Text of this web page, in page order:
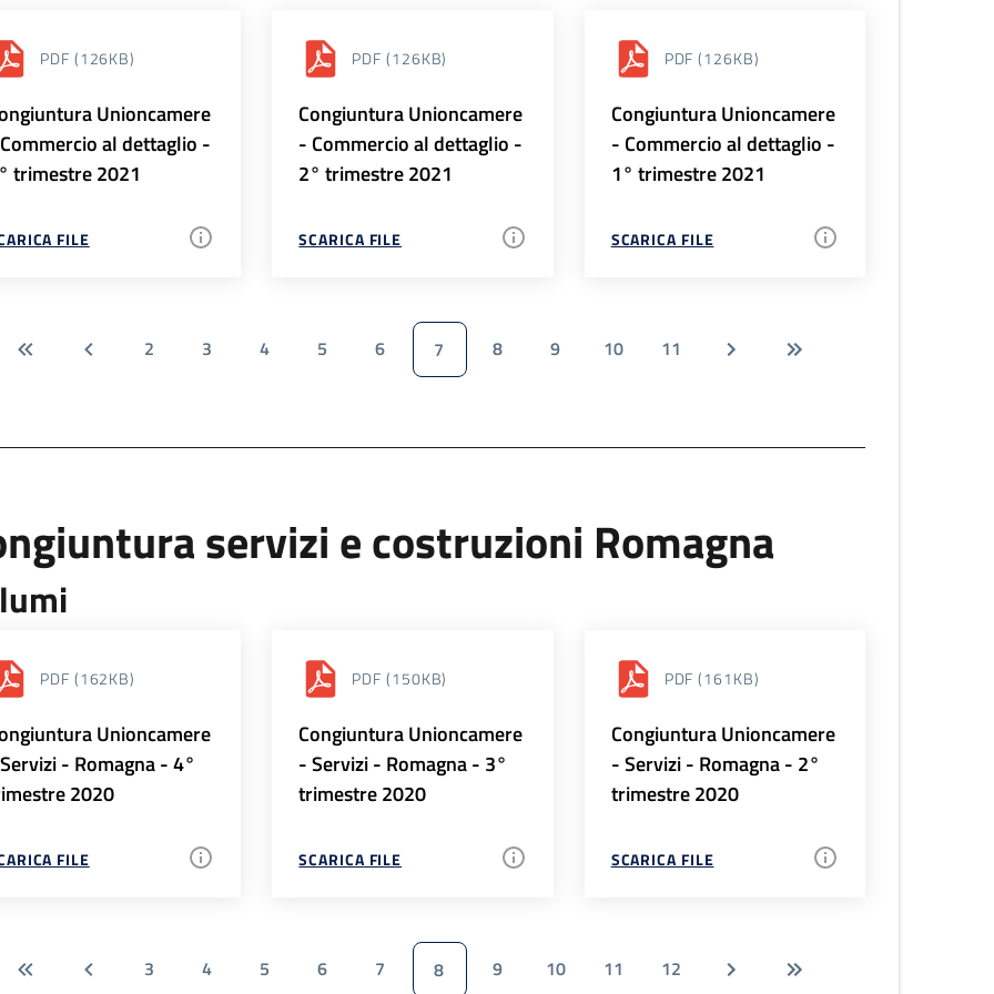
PDF (126KB)
Unioncamere
al dettaglio -
trimestre 2021
FILE
PDF (126KB)
Congiuntura Unioncamere
- Commercio al dettaglio -
2° trimestre 2021
SCARICA FILE
PDF (126KB)
Congiuntura Unioncamere
- Commercio al dettaglio -
1° trimestre 2021
SCARICA FILE
2 3 4 5 6 7 8 9 10 11
servizi e costruzioni Romagna
PDF (162KB)
Unioncamere
- Romagna - 4°
2020
FILE
PDF (150KB)
Congiuntura Unioncamere
- Servizi - Romagna - 3°
trimestre 2020
SCARICA FILE
PDF (161KB)
Congiuntura Unioncamere
- Servizi - Romagna - 2°
trimestre 2020
SCARICA FILE
3 4 5 6 7 8 9 10 11 12